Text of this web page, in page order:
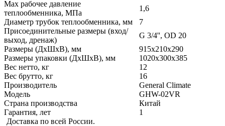
Max рабочее давление
теплообменника, МПа
1,6
Диаметр трубок теплообменника, мм
7
Присоединительные размеры (вход/
выход, дренаж)
G 3/4'', OD 20
Размеры (ДхШхВ), мм
915x210x290
Размеры упаковки (ДхШхВ), мм
1020х300х385
Вес нетто, кг
12
Вес брутто, кг
16
Производитель
General Climate
Модель
GHW-02VR
Страна производства
Китай
Гарантия, лет
1
Доставка по всей России.